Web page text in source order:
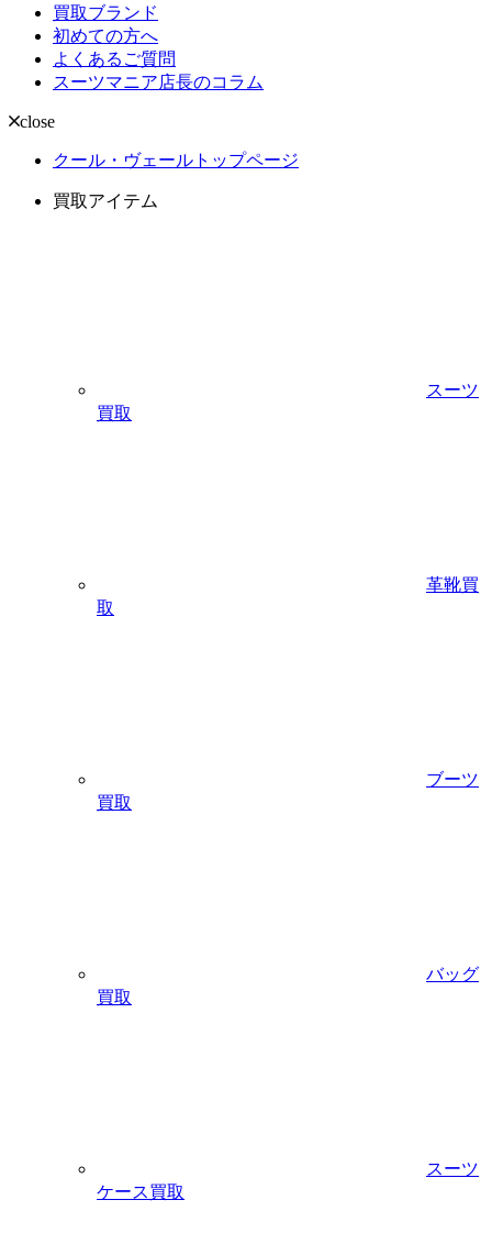
買取ブランド
初めての方へ
よくあるご質問
スーツマニア店長のコラム
close
クール・ヴェールトップページ
買取アイテム
スーツ
買取
革靴買
取
ブーツ
買取
バッグ
買取
スーツ
ケース買取